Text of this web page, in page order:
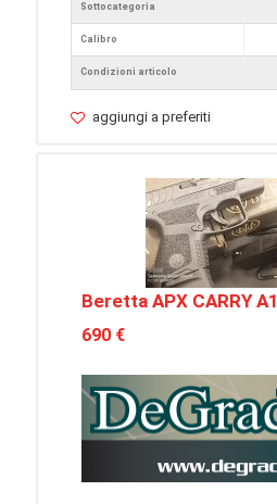
Sottocategoria
Calibro
Condizioni articolo
aggiungi a preferiti
Beretta APX CARRY A1
690 €